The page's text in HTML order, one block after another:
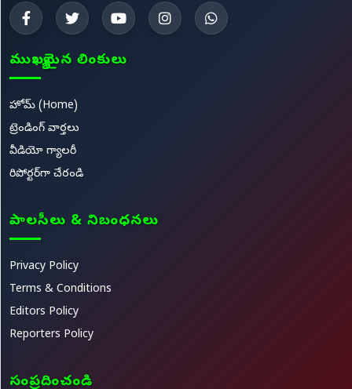
ముఖ్యమైన లింకులు
హోమ్ (Home)
ట్రెండింగ్ వార్తలు
వీడియో గ్యాలరీ
రిపోర్టర్‌గా చేరండి
పాలసీలు & నిబంధనలు
Privacy Policy
Terms & Conditions
Editors Policy
Reporters Policy
సంప్రదించండి